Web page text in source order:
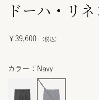
ドーハ・リ
￥39,600
カラー：Navy